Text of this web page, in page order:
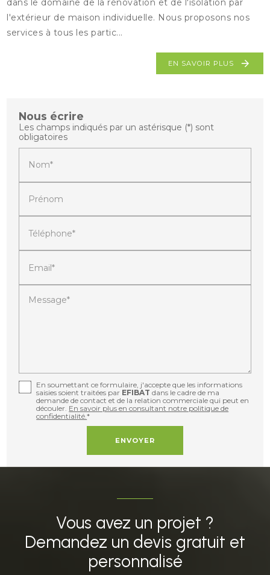
dans le domaine de la rénovation et de l'isolation par
l'extérieur de maison individuelle. Nous proposons nos
services à tous les partic...
EN SAVOIR PLUS
Nous écrire
Les champs indiqués par un astérisque (*) sont
obligatoires
Nom*
Prénom
Téléphone*
Email*
Message*
En soumettant ce formulaire, j'accepte que les informations
saisies soient traitées par EFIBAT dans le cadre de ma
demande de contact et de la relation commerciale qui peut en
découler. En savoir plus en consultant notre politique de
confidentialité.*
Vous avez un projet ?
Demandez un devis gratuit et
personnalisé